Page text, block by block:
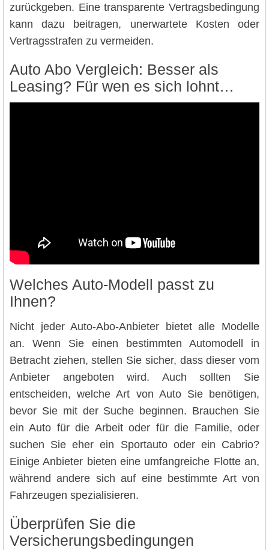
zurückgeben. Eine transparente Vertragsbedingung
kann dazu beitragen, unerwartete Kosten oder
Vertragsstrafen zu vermeiden.
Auto Abo Vergleich: Besser als
Leasing? Für wen es sich lohnt…
Welches Auto-Modell passt zu
Ihnen?
Nicht jeder Auto-Abo-Anbieter bietet alle Modelle
an. Wenn Sie einen bestimmten Automodell in
Betracht ziehen, stellen Sie sicher, dass dieser vom
Anbieter angeboten wird. Auch sollten Sie
entscheiden, welche Art von Auto Sie benötigen,
bevor Sie mit der Suche beginnen. Brauchen Sie
ein Auto für die Arbeit oder für die Familie, oder
suchen Sie eher ein Sportauto oder ein Cabrio?
Einige Anbieter bieten eine umfangreiche Flotte an,
während andere sich auf eine bestimmte Art von
Fahrzeugen spezialisieren.
Überprüfen Sie die
Versicherungsbedingungen